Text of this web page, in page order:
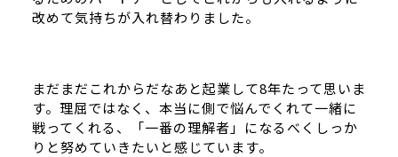
改めて気持ちが入れ替わりました。
まだまだこれからだなあと起業して8年たって思いま
す。理屈ではなく、本当に側で悩んでくれて一緒に
戦ってくれる、「一番の理解者」になるべくしっか
りと努めていきたいと感じています。